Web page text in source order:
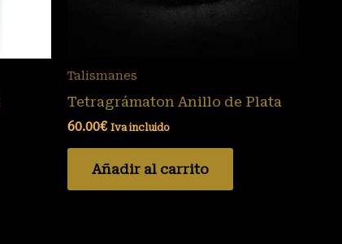
Talismanes
Tetragrámaton Anillo de Plata
60.00€ Iva incluido
Añadir al carrito